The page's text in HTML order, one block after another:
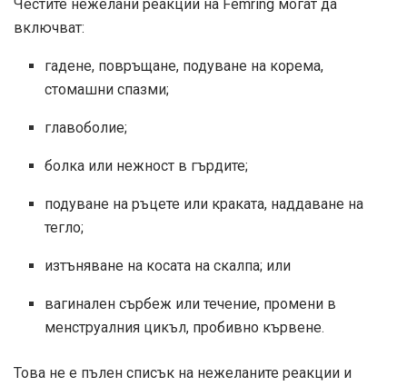
Честите нежелани реакции на Femring могат да
включват:
гадене, повръщане, подуване на корема,
стомашни спазми;
главоболие;
болка или нежност в гърдите;
подуване на ръцете или краката, наддаване на
тегло;
изтъняване на косата на скалпа; или
вагинален сърбеж или течение, промени в
менструалния цикъл, пробивно кървене.
Това не е пълен списък на нежеланите реакции и